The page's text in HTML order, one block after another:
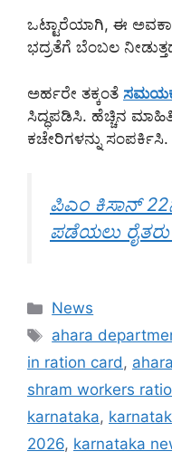
ಒಟ್ಟಾರೆಯಾಗಿ, ಈ
ಭದ್ರತೆಗೆ ಬೆಂಬಲ
ಅರ್ಹರೇ ತಕ್ಕಂತೆ
ಸಿದ್ಧಪಡಿಸಿ. ಹೆಚ್ಚಿನ
ಕಚೇರಿಗಳನ್ನು ಸಂಪರ್ಕಿಸಿ.
ಪಿಎಂ ಕಿಸಾನ್
ಪಡೆಯಲು
Categories
News
Tags
ahara
in ration card,
shram workers
karnataka,
2026, karnataka